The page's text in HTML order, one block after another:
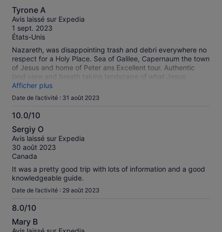
10.0
sur
10
Tyrone A
Avis laissé sur Expedia
1 sept. 2023
États-Unis
Nazareth, was disappointing trash and debri everywhere no
respect for a Holy Place. Sea of Galilee, Capernaum the town
of Jesus and home of Peter ans Excellent tour. Authentic
land view and breath taking landscape of what Jesus
actually saw. Here history transcends time. Great Experience
to pause and thank our God in Heaven.
Afficher plus
Date de l’activité : 31 août 2023
10.0/10
10.0
sur
10
Sergiy O
Avis laissé sur Expedia
30 août 2023
Canada
It was a pretty good trip with lots of information and a good
knowledgeable guide.
Date de l’activité : 29 août 2023
8.0/10
8.0
sur
Mary B